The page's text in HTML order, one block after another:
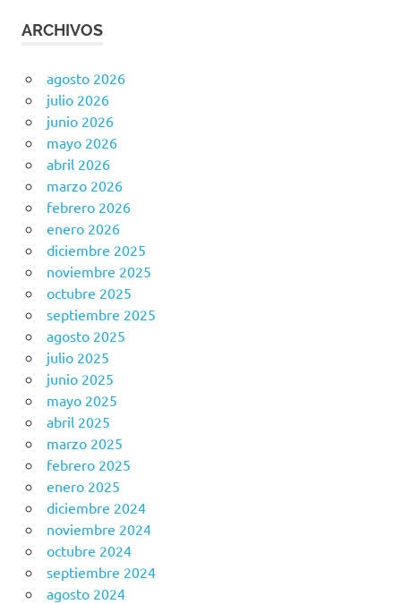
ARCHIVOS
agosto 2026
julio 2026
junio 2026
mayo 2026
abril 2026
marzo 2026
febrero 2026
enero 2026
diciembre 2025
noviembre 2025
octubre 2025
septiembre 2025
agosto 2025
julio 2025
junio 2025
mayo 2025
abril 2025
marzo 2025
febrero 2025
enero 2025
diciembre 2024
noviembre 2024
octubre 2024
septiembre 2024
agosto 2024